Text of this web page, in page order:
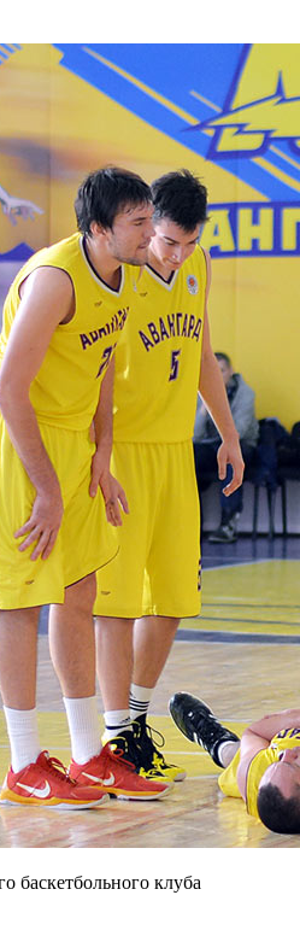
баскетбольного клуба